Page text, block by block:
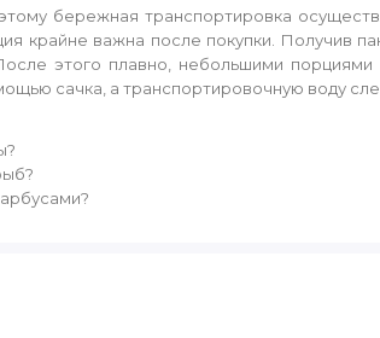
бережная транспортировка
крайне важна после покупки. Получив
этого плавно, небольшими
сачка, а транспортировочную воду